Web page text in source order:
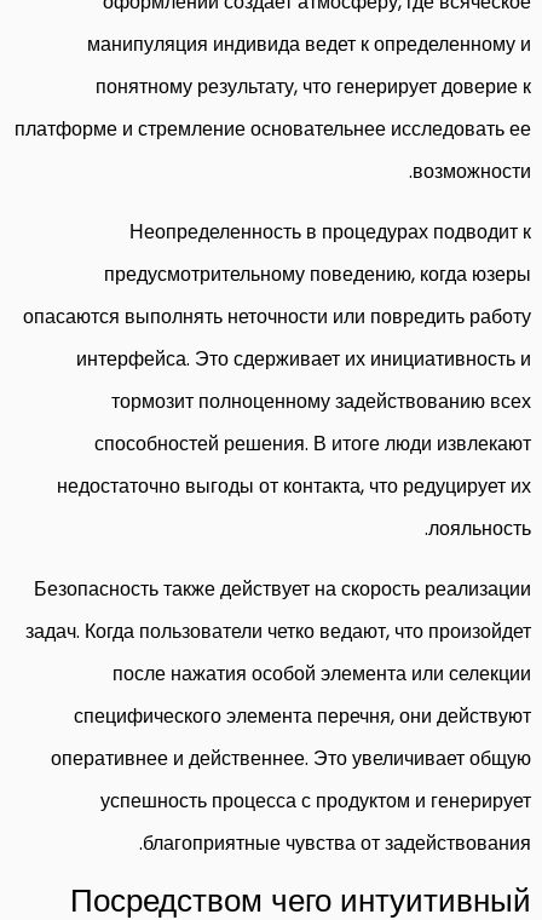
манипуляция индивида ведет к определенному и
понятному результату, что генерирует доверие к
платформе и стремление основательнее исследовать ее
возможности.
Неопределенность в процедурах подводит к
предусмотрительному поведению, когда юзеры
опасаются выполнять неточности или повредить работу
интерфейса. Это сдерживает их инициативность и
тормозит полноценному задействованию всех
способностей решения. В итоге люди извлекают
недостаточно выгоды от контакта, что редуцирует их
лояльность.
Безопасность также действует на скорость реализации
задач. Когда пользователи четко ведают, что произойдет
после нажатия особой элемента или селекции
специфического элемента перечня, они действуют
оперативнее и действеннее. Это увеличивает общую
успешность процесса с продуктом и генерирует
благоприятные чувства от задействования.
Посредством чего интуитивный